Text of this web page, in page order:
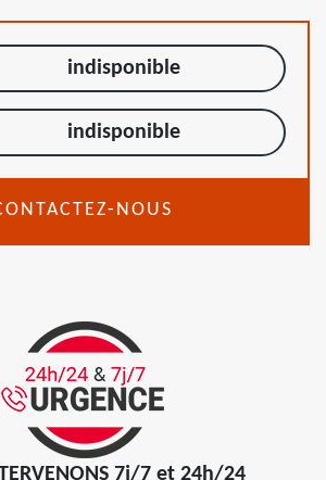
indisponible
indisponible
NOUS
7j/7 et 24h/24